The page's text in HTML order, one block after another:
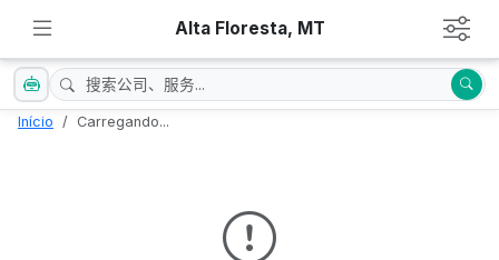
Alta Floresta, MT
Início Carregando...